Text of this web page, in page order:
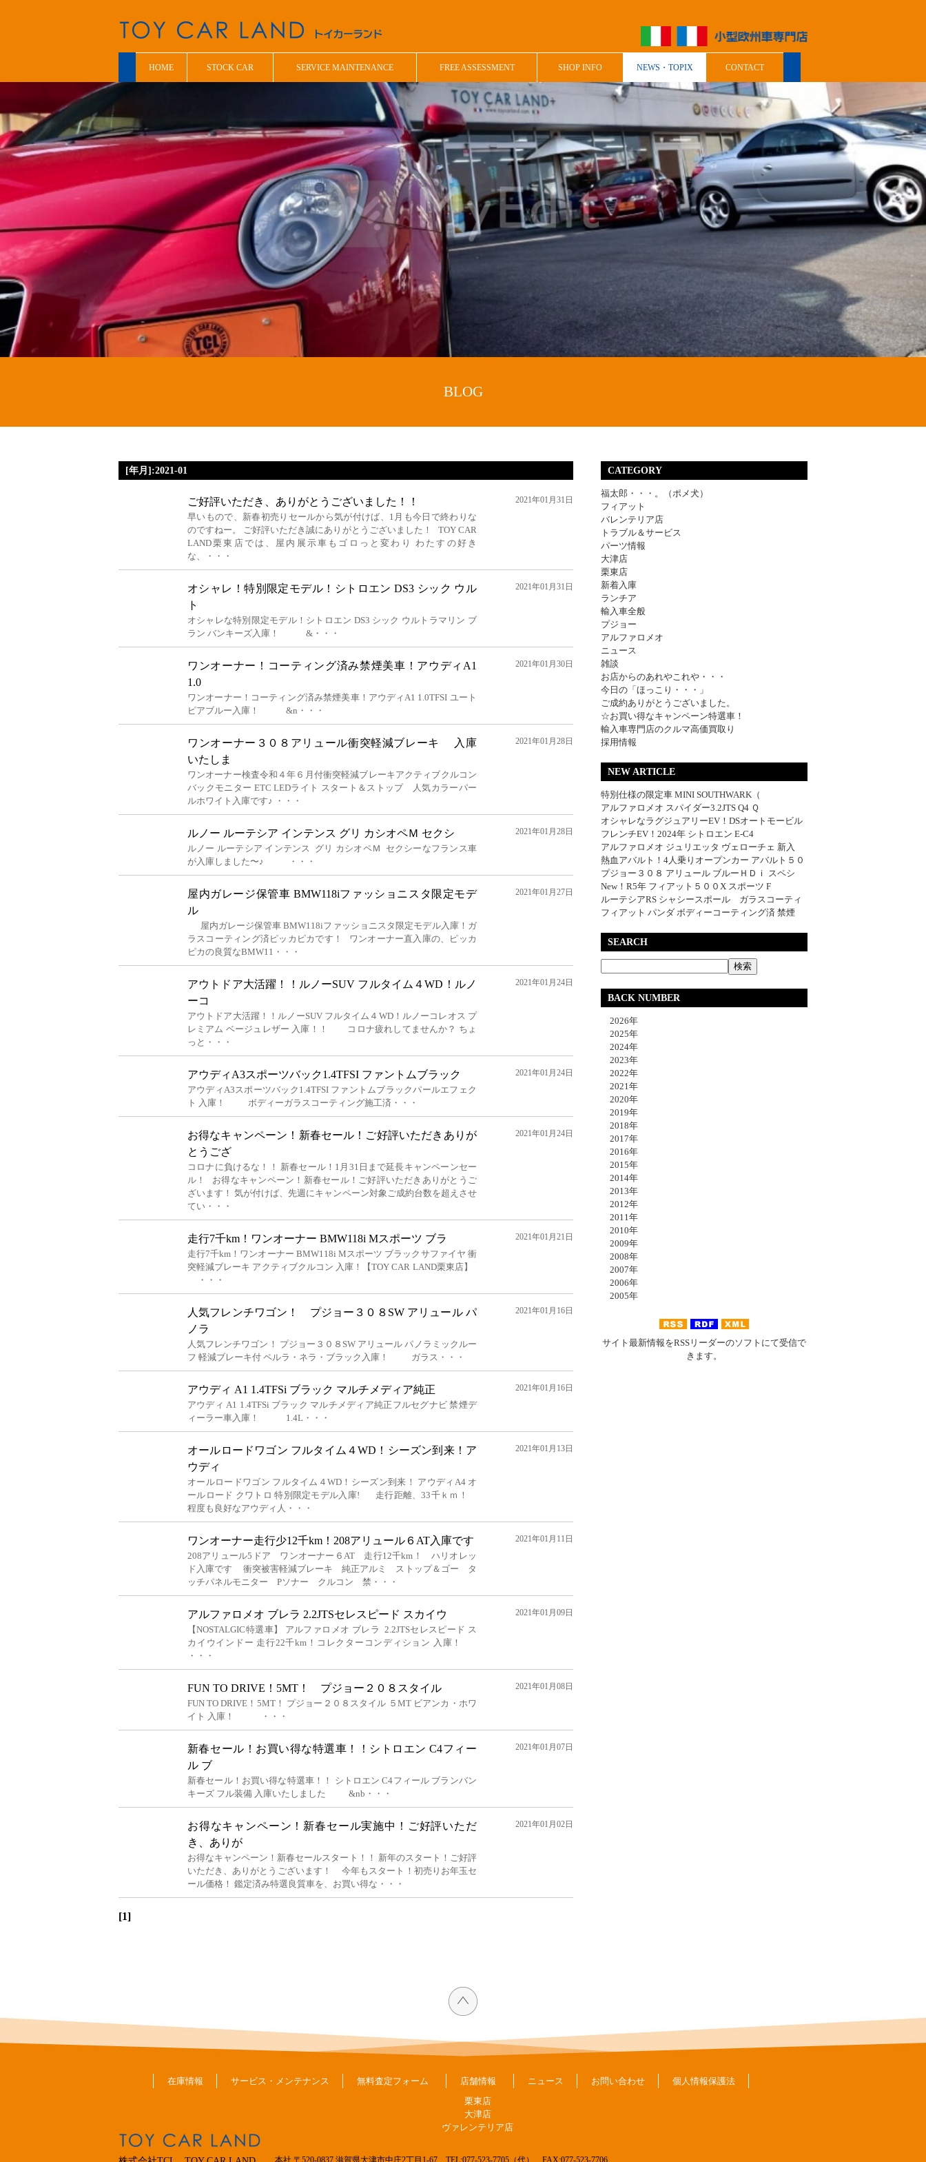
HOME STOCK CAR SERVICE MAINTENANCE FREE ASSESSMENT SHOP INFO NEWS・TOPIX CONTACT
BLOG
[年月]:2021-01
ご好評いただき、ありがとうございました！！
早いもので、新春初売りセールから気が付けば、1月も今日で終わりな
のですねー。 ご好評いただき誠にありがとうございました！ TOY CAR
LAND栗東店では、屋内展示車もゴロっと変わり わたすの好き
な、・・・
2021年01月31日
オシャレ！特別限定モデル！シトロエン DS3 シック ウル
ト
オシャレな特別限定モデル！シトロエン DS3 シック ウルトラマリン ブ
ラン バンキーズ入庫！ &・・・
2021年01月31日
ワンオーナー！コーティング済み禁煙美車！アウディA1
1.0
ワンオーナー！コーティング済み禁煙美車！アウディA1 1.0TFSI ユート
ピアブルー入庫！ &n・・・
2021年01月30日
ワンオーナー３０８アリュール衝突軽減ブレーキ 入庫
いたしま
ワンオーナー検査令和４年６月付衝突軽減ブレーキアクティブクルコン
バックモニター ETC LEDライト スタート＆ストップ 人気カラーパー
ルホワイト入庫です♪ ・・・
2021年01月28日
ルノー ルーテシア インテンス グリ カシオペＭ セクシ
ルノー ルーテシア インテンス グリ カシオペＭ セクシーなフランス車
が入庫しました〜♪ ・・・
2021年01月28日
屋内ガレージ保管車 BMW118iファッショニスタ限定モデ
ル
屋内ガレージ保管車 BMW118iファッショニスタ限定モデル入庫！ガ
ラスコーティング済ピッカピカです！ ワンオーナー直入庫の、ピッカ
ピカの良質なBMW11・・・
2021年01月27日
アウトドア大活躍！！ルノーSUV フルタイム４WD！ルノ
ーコ
アウトドア大活躍！！ルノーSUV フルタイム４WD！ルノーコレオス プ
レミアム ベージュレザー 入庫！！ コロナ疲れしてませんか？ ちょ
っと・・・
2021年01月24日
アウディA3スポーツバック1.4TFSI ファントムブラック
アウディA3スポーツバック1.4TFSI ファントムブラックパールエフェク
ト 入庫！ ボディーガラスコーティング施工済・・・
2021年01月24日
お得なキャンペーン！新春セール！ご好評いただきありが
とうござ
コロナに負けるな！！ 新春セール！1月31日まで延長キャンペーンセー
ル！ お得なキャンペーン！新春セール！ご好評いただきありがとうご
ざいます！ 気が付けば、先週にキャンペーン対象ご成約台数を超えさせ
てい・・・
2021年01月24日
走行7千km！ワンオーナー BMW118i Mスポーツ ブラ
走行7千km！ワンオーナー BMW118i Mスポーツ ブラックサファイヤ 衝
突軽減ブレーキ アクティブクルコン 入庫！【TOY CAR LAND栗東店】
・・・
2021年01月21日
人気フレンチワゴン！ プジョー３０８SW アリュール パ
ノラ
人気フレンチワゴン！ プジョー３０８SW アリュール パノラミックルー
フ 軽減ブレーキ付 ペルラ・ネラ・ブラック入庫！ ガラス・・・
2021年01月16日
アウディ A1 1.4TFSi ブラック マルチメディア純正
アウディ A1 1.4TFSi ブラック マルチメディア純正フルセグナビ 禁煙デ
ィーラー車入庫！ 1.4L・・・
2021年01月16日
オールロードワゴン フルタイム４WD！シーズン到来！ア
ウディ
オールロードワゴン フルタイム４WD！シーズン到来！ アウディA4 オ
ールロード クワトロ 特別限定モデル入庫! 走行距離、33千ｋｍ！
程度も良好なアウディ人・・・
2021年01月13日
ワンオーナー走行少12千km！208アリュール６AT入庫です
208アリュール5ドア ワンオーナー６AT 走行12千km！ ハリオレッ
ド入庫です 衝突被害軽減ブレーキ 純正アルミ ストップ＆ゴー タ
ッチパネルモニター Pソナー クルコン 禁・・・
2021年01月11日
アルファロメオ ブレラ 2.2JTSセレスピード スカイウ
【NOSTALGIC特選車】 アルファロメオ ブレラ 2.2JTSセレスピード ス
カイウインドー 走行22千km！コレクターコンディション 入庫！
・・・
2021年01月09日
FUN TO DRIVE！5MT！ プジョー２０８スタイル
FUN TO DRIVE！5MT！ プジョー２０８スタイル ５MT ビアンカ・ホワ
イト 入庫！ ・・・
2021年01月08日
新春セール！お買い得な特選車！！シトロエン C4フィー
ル ブ
新春セール！お買い得な特選車！！ シトロエン C4フィール ブランバン
キーズ フル装備 入庫いたしました &nb・・・
2021年01月07日
お得なキャンペーン！新春セール実施中！ご好評いただ
き、ありが
お得なキャンペーン！新春セールスタート！！ 新年のスタート！ご好評
いただき、ありがとうございます！ 今年もスタート！初売りお年玉セ
ール価格！ 鑑定済み特選良質車を、お買い得な・・・
2021年01月02日
[1]
CATEGORY
福太郎・・・。（ポメ犬）
フィアット
バレンテリア店
トラブル＆サービス
パーツ情報
大津店
栗東店
新着入庫
ランチア
輸入車全般
プジョー
アルファロメオ
ニュース
雑談
お店からのあれやこれや・・・
今日の「ほっこり・・・」
ご成約ありがとうございました。
☆お買い得なキャンペーン特選車！
輸入車専門店のクルマ高価買取り
採用情報
NEW ARTICLE
特別仕様の限定車 MINI SOUTHWARK（
アルファロメオ スパイダー3.2JTS Q4 Ｑ
オシャレなラグジュアリーEV！DSオートモービル
フレンチEV！2024年 シトロエン E-C4
アルファロメオ ジュリエッタ ヴェローチェ 新入
熱血アバルト！4人乗りオープンカー アバルト５０
プジョー３０８ アリュール ブルーＨＤｉ スペシ
New！R5年 フィアット５００X スポーツ F
ルーテシアRS シャシースポール ガラスコーティ
フィアット パンダ ボディーコーティング済 禁煙
SEARCH
BACK NUMBER
2026年
2025年
2024年
2023年
2022年
2021年
2020年
2019年
2018年
2017年
2016年
2015年
2014年
2013年
2012年
2011年
2010年
2009年
2008年
2007年
2006年
2005年
サイト最新情報をRSSリーダーのソフトにて受信で
きます。
在庫情報 サービス・メンテナンス 無料査定フォーム
店舗情報
栗東店
大津店
ヴァレンテリア店
ニュース お問い合わせ 個人情報保護法
本社 〒520-0837 滋賀県大津市中庄2丁目1-67 TEL:077-523-7705（代） FAX:077-523-7706